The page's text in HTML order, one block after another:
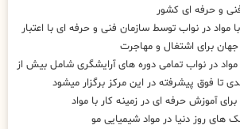
و حرفه ای کشور
مواد در نواب توسط سازمان فنی و حرفه ای با اعتبار
برای اشتغال و مهاجرت
مواد در نواب تمامی دوره های آرایشگری شامل بیش از
آموزش حرفه ای در زمینه کار با مواد
روز دنیا در مواد شیمیایی مو